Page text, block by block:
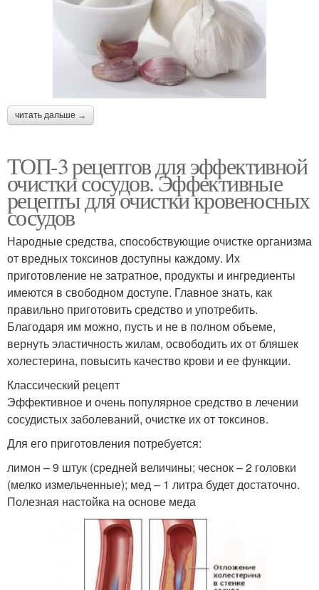
читать дальше →
ТОП-3 рецептов для эффективной
очистки сосудов. Эффективные
рецепты для очистки кровеносных
сосудов
Народные средства, способствующие очистке организма
от вредных токсинов доступны каждому. Их
приготовление не затратное, продукты и ингредиенты
имеются в свободном доступе. Главное знать, как
правильно приготовить средство и употребить.
Благодаря им можно, пусть и не в полном объеме,
вернуть эластичность жилам, освободить их от бляшек
холестерина, повысить качество крови и ее функции.
Классический рецепт
Эффективное и очень популярное средство в лечении
сосудистых заболеваний, очистке их от токсинов.
Для его приготовления потребуется:
лимон – 9 штук (средней величины; чеснок – 2 головки
(мелко измельченные); мед – 1 литра будет достаточно.
Полезная настойка на основе меда